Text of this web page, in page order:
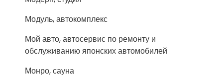
Модуль, автокомплекс
Мой авто, автосервис по ремонту и
обслуживанию японских автомобилей
Монро, сауна